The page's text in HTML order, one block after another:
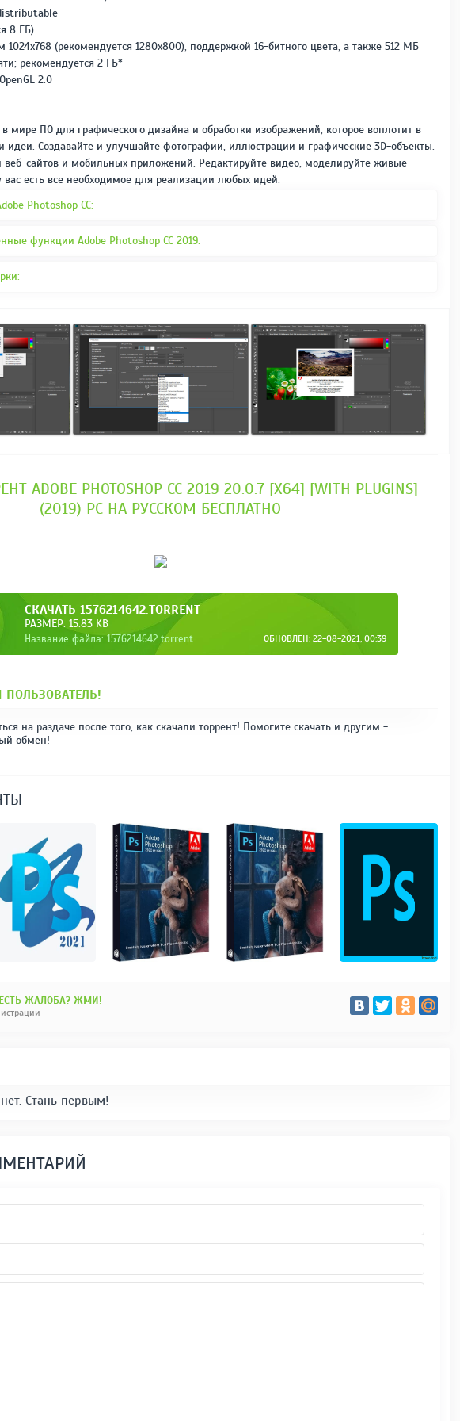
8 ГБ)
(рекомендуется 1280x800), поддержкой 16-битного цвета, а также 512 МБ
рекомендуется 2 ГБ*
2.0
мире ПО для графического дизайна и обработки изображений, которое воплотит в
идеи. Создавайте и улучшайте фотографии, иллюстрации и графические 3D-объекты.
веб-сайтов и мобильных приложений. Редактируйте видео, моделируйте живые
вас есть все необходимое для реализации любых идей.
Photoshop CC:
функции Adobe Photoshop CC 2019:
ADOBE PHOTOSHOP CC 2019 20.0.7 [X64] [WITH PLUGINS]
(2019) PC НА РУССКОМ БЕСПЛАТНО
СКАЧАТЬ 1576214642.TORRENT
РАЗМЕР: 15.83 KB
ОБНОВЛЁН: 22-08-2021, 00:39
Название файла: 1576214642.torrent
на раздаче после того, как скачали торрент! Помогите скачать и другим -
обмен!
ЖАЛОБА? ЖМИ!
Стань первым!
REPACK ОТ D!AKOV
297 МБ